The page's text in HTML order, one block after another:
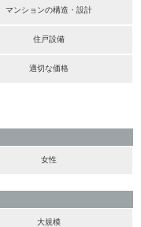
マンションの構造・設計
住戸設備
適切な価格
女性
大規模